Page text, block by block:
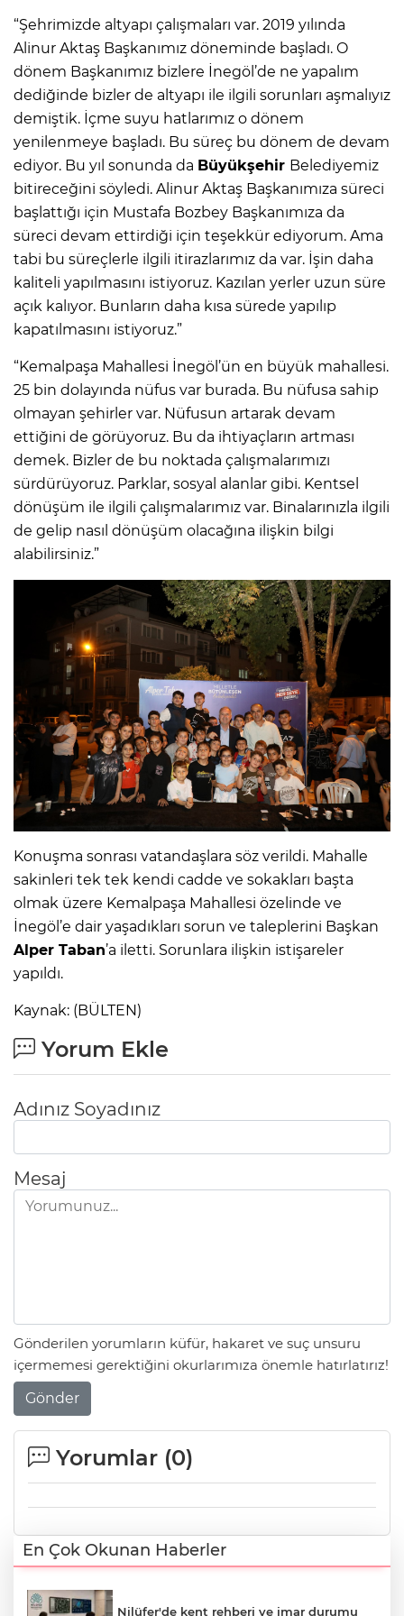
“Şehrimizde altyapı çalışmaları var. 2019 yılında
Alinur Aktaş Başkanımız döneminde başladı. O
dönem Başkanımız bizlere İnegöl’de ne yapalım
dediğinde bizler de altyapı ile ilgili sorunları aşmalıyız
demiştik. İçme suyu hatlarımız o dönem
yenilenmeye başladı. Bu süreç bu dönem de devam
ediyor. Bu yıl sonunda da Büyükşehir Belediyemiz
bitireceğini söyledi. Alinur Aktaş Başkanımıza süreci
başlattığı için Mustafa Bozbey Başkanımıza da
süreci devam ettirdiği için teşekkür ediyorum. Ama
tabi bu süreçlerle ilgili itirazlarımız da var. İşin daha
kaliteli yapılmasını istiyoruz. Kazılan yerler uzun süre
açık kalıyor. Bunların daha kısa sürede yapılıp
kapatılmasını istiyoruz.”
“Kemalpaşa Mahallesi İnegöl’ün en büyük mahallesi.
25 bin dolayında nüfus var burada. Bu nüfusa sahip
olmayan şehirler var. Nüfusun artarak devam
ettiğini de görüyoruz. Bu da ihtiyaçların artması
demek. Bizler de bu noktada çalışmalarımızı
sürdürüyoruz. Parklar, sosyal alanlar gibi. Kentsel
dönüşüm ile ilgili çalışmalarımız var. Binalarınızla ilgili
de gelip nasıl dönüşüm olacağına ilişkin bilgi
alabilirsiniz.”
Konuşma sonrası vatandaşlara söz verildi. Mahalle
sakinleri tek tek kendi cadde ve sokakları başta
olmak üzere Kemalpaşa Mahallesi özelinde ve
İnegöl’e dair yaşadıkları sorun ve taleplerini Başkan
Alper Taban’a iletti. Sorunlara ilişkin istişareler
yapıldı.
Kaynak: (BÜLTEN)
Yorum Ekle
Adınız Soyadınız
Mesaj
Gönderilen yorumların küfür, hakaret ve suç unsuru
içermemesi gerektiğini okurlarımıza önemle hatırlatırız!
Gönder
Yorumlar (0)
En Çok Okunan Haberler
Nilüfer'de kent rehberi ve imar durumu